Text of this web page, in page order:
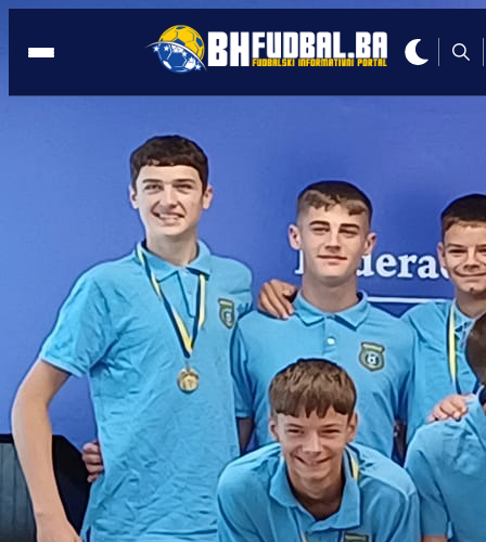
USK
22:42, 17.05.2026
USK izdvojio 361.000 KM za sport:
Najviše dobili MNK Bubamara i ŽRK
Krajina!
Autor:
Redakcija
22:42, 17.05.2026